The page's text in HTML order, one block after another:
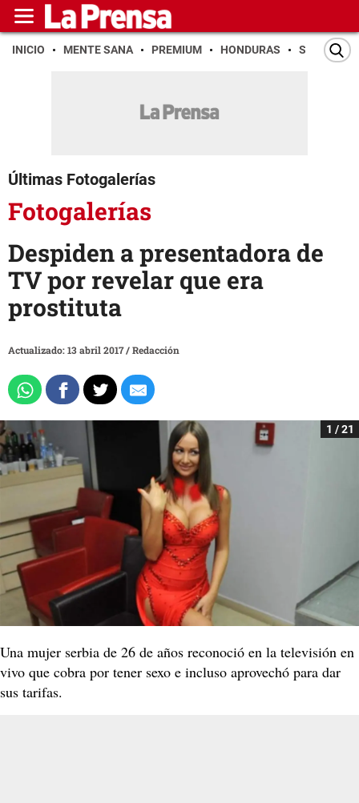
INICIO MENTE SANA PREMIUM HONDURAS SAN PEDRO
Últimas Fotogalerías
Fotogalerías
Despiden a presentadora de
TV por revelar que era
prostituta
Actualizado: 13 abril 2017/Redacción
1 / 21
Una mujer serbia de 26 de años reconoció en la televisión en
vivo que cobra por tener sexo e incluso aprovechó para dar
sus tarifas.